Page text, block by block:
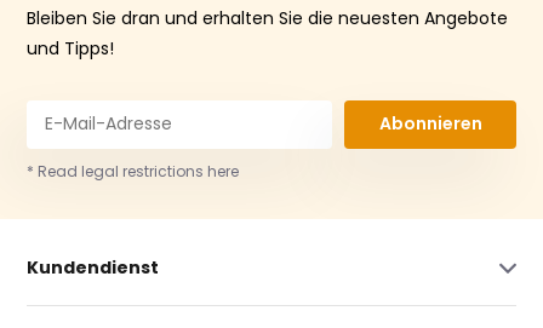
Bleiben Sie dran und erhalten Sie die neuesten Angebote
und Tipps!
Abonnieren
* Read legal restrictions here
Kundendienst